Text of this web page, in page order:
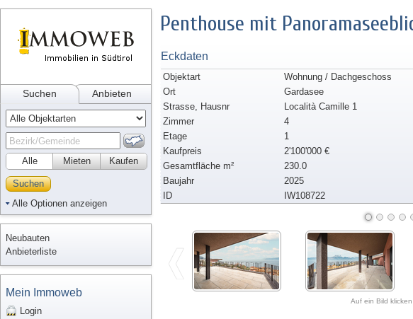
Suchen Anbieten
Alle Kaufen
Mieten
Suchen
Alle Optionen anzeigen
Neubauten
Anbieterliste
Mein Immoweb
Login
Penthouse mit
Eckdaten
Objektart
Wohnung / Dachgeschoss
Ort
Gardasee
Strasse, Hausnr
Località Camille 1
Zimmer
4
Etage
1
Kaufpreis
2'100'000 €
Gesamtfläche m²
230.0
Baujahr
2025
ID
IW108722
Auf ein Bild